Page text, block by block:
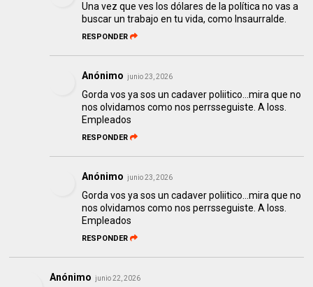
Una vez que ves los dólares de la política no vas a
buscar un trabajo en tu vida, como Insaurralde.
RESPONDER
Anónimo junio 23, 2026
Gorda vos ya sos un cadaver poliitico...mira que no
nos olvidamos como nos perrsseguiste. A loss.
Empleados
RESPONDER
Anónimo junio 23, 2026
Gorda vos ya sos un cadaver poliitico...mira que no
nos olvidamos como nos perrsseguiste. A loss.
Empleados
RESPONDER
Anónimo junio 22, 2026